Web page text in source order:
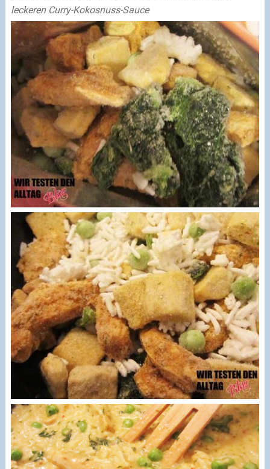
leckeren Curry-Kokosnuss-Sauce